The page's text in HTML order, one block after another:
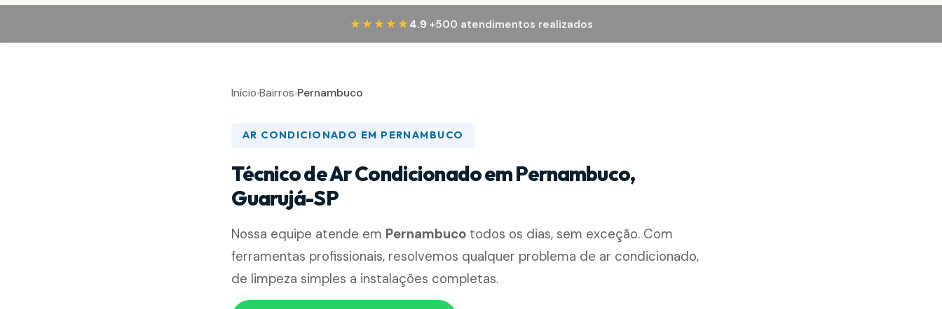
★★★★★ 4.9·+500 atendimentos realizados
Início›Bairros›Pernambuco
AR CONDICIONADO EM PERNAMBUCO
Técnico de Ar Condicionado em Pernambuco,
Guarujá-SP
Nossa equipe atende em Pernambuco todos os dias, sem exceção. Com
ferramentas profissionais, resolvemos qualquer problema de ar condicionado,
de limpeza simples a instalações completas.